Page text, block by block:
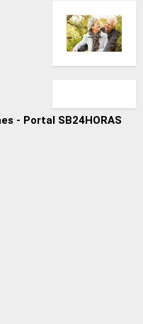
- Portal SB24HORAS